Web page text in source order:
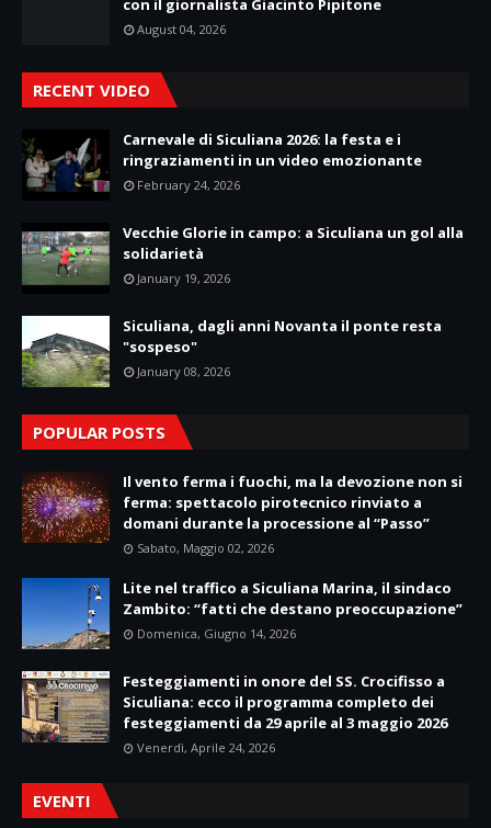
August 04, 2026
RECENT VIDEO
Carnevale di Siculiana 2026: la festa e i
ringraziamenti in un video emozionante
February 24, 2026
Vecchie Glorie in campo: a Siculiana un gol alla
solidarietà
January 19, 2026
Siculiana, dagli anni Novanta il ponte resta
"sospeso"
January 08, 2026
POPULAR POSTS
Il vento ferma i fuochi, ma la devozione non si
ferma: spettacolo pirotecnico rinviato a
domani durante la processione al “Passo”
Sabato, Maggio 02, 2026
Lite nel traffico a Siculiana Marina, il sindaco
Zambito: “fatti che destano preoccupazione”
Domenica, Giugno 14, 2026
Festeggiamenti in onore del SS. Crocifisso a
Siculiana: ecco il programma completo dei
festeggiamenti da 29 aprile al 3 maggio 2026
Venerdì, Aprile 24, 2026
EVENTI